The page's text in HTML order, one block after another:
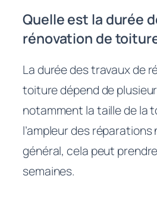
Quelle est la durée
rénovation de
La durée des travaux de
toiture dépend de
notamment la taille de la
l’ampleur des
général, cela peut
semaines.